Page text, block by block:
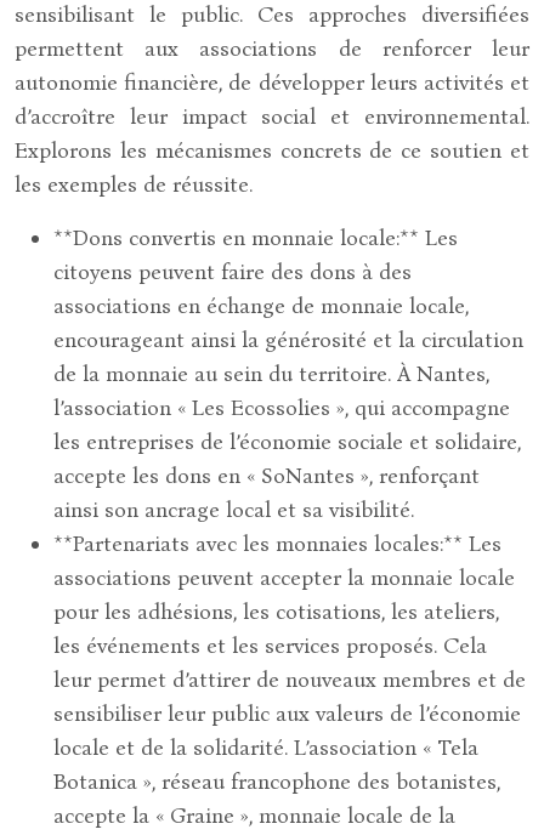
sensibilisant le public. Ces approches diversifiées
permettent aux associations de renforcer leur
autonomie financière, de développer leurs activités et
d’accroître leur impact social et environnemental.
Explorons les mécanismes concrets de ce soutien et
les exemples de réussite.
**Dons convertis en monnaie locale:** Les
citoyens peuvent faire des dons à des
associations en échange de monnaie locale,
encourageant ainsi la générosité et la circulation
de la monnaie au sein du territoire. À Nantes,
l’association « Les Ecossolies », qui accompagne
les entreprises de l’économie sociale et solidaire,
accepte les dons en « SoNantes », renforçant
ainsi son ancrage local et sa visibilité.
**Partenariats avec les monnaies locales:** Les
associations peuvent accepter la monnaie locale
pour les adhésions, les cotisations, les ateliers,
les événements et les services proposés. Cela
leur permet d’attirer de nouveaux membres et de
sensibiliser leur public aux valeurs de l’économie
locale et de la solidarité. L’association « Tela
Botanica », réseau francophone des botanistes,
accepte la « Graine », monnaie locale de la